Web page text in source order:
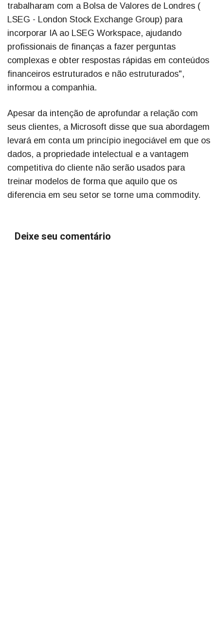
trabalharam com a Bolsa de Valores de Londres (
LSEG - London Stock Exchange Group) para
incorporar IA ao LSEG Workspace, ajudando
profissionais de finanças a fazer perguntas
complexas e obter respostas rápidas em conteúdos
financeiros estruturados e não estruturados",
informou a companhia.
Apesar da intenção de aprofundar a relação com
seus clientes, a Microsoft disse que sua abordagem
levará em conta um princípio inegociável em que os
dados, a propriedade intelectual e a vantagem
competitiva do cliente não serão usados para
treinar modelos de forma que aquilo que os
diferencia em seu setor se torne uma commodity.
Deixe seu comentário